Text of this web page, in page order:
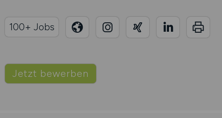
Jetzt bewerben
100+ Jobs